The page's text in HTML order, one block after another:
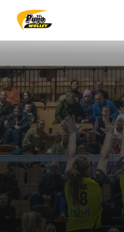
Siirry
sivun
Sivuston etusivulle